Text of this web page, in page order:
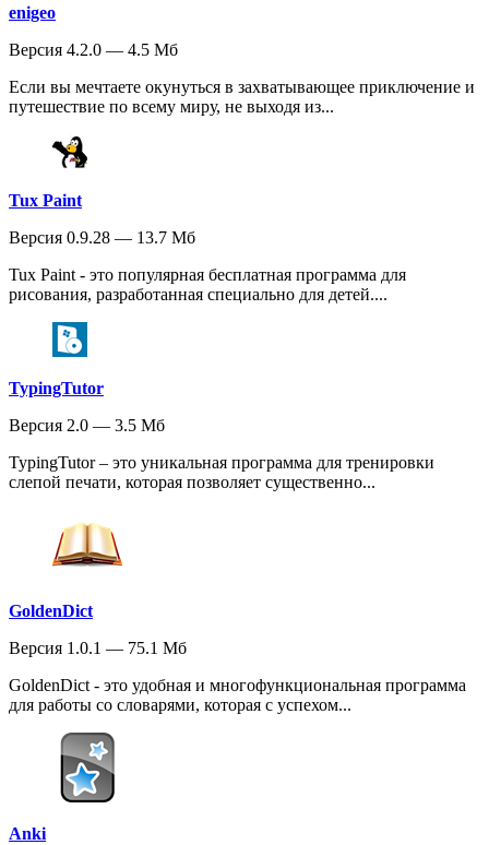
enigeo
Версия 4.2.0 — 4.5 Мб
Если вы мечтаете окунуться в захватывающее приключение и
путешествие по всему миру, не выходя из...
Tux Paint
Версия 0.9.28 — 13.7 Мб
Tux Paint - это популярная бесплатная программа для
рисования, разработанная специально для детей....
TypingTutor
Версия 2.0 — 3.5 Мб
TypingTutor – это уникальная программа для тренировки
слепой печати, которая позволяет существенно...
GoldenDict
Версия 1.0.1 — 75.1 Мб
GoldenDict - это удобная и многофункциональная программа
для работы со словарями, которая с успехом...
Anki